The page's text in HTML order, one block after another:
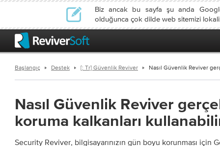
Biz ancak bu sayfa şu anda
olduğunca çok dilde web sitemizi
Başlangıç Destek [: Tr] Güvenlik Reviver Nasıl Güvenlik Reviver
Nasıl Güvenlik Reviver
koruma kalkanları
Security Reviver, bilgisayarınızın gün boyu korunması için